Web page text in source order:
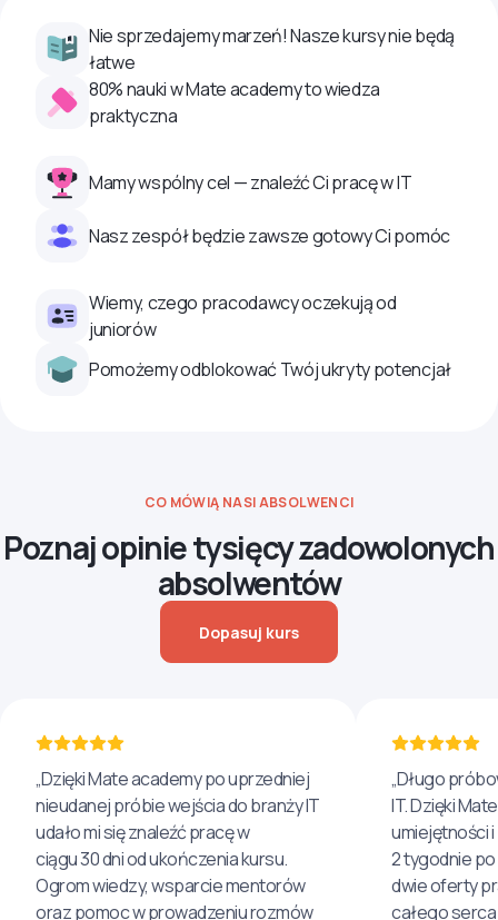
Nie sprzedajemy marzeń! Nasze kursy nie będą
łatwe
80% nauki w Mate academy to wiedza
praktyczna
Mamy wspólny cel — znaleźć Ci pracę w IT
Nasz zespół będzie zawsze gotowy Ci pomóc
Wiemy, czego pracodawcy oczekują od
juniorów
Pomożemy odblokować Twój ukryty potencjał
CO MÓWIĄ NASI ABSOLWENCI
Poznaj opinie tysięcy zadowolonych
absolwentów
Dopasuj kurs
„Dzięki Mate academy po uprzedniej
nieudanej próbie wejścia do branży IT
udało mi się znaleźć pracę w
ciągu 30 dni od ukończenia kursu.
Ogrom wiedzy, wsparcie mentorów
oraz pomoc w prowadzeniu rozmów
„Długo
IT. Dzięki
umiejętności
2 tygodnie
dwie oferty
całego serca